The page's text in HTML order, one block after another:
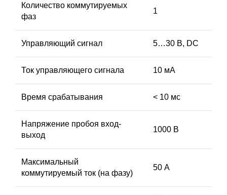
Количество коммутируемых
фаз
1
Управляющий сигнал 5…30 В, DC
Ток управляющего сигнала 10 мА
Время срабатывания < 10 мс
Напряжение пробоя вход-
выход
1000 В
Максимальный
коммутируемый ток (на фазу)
50 А